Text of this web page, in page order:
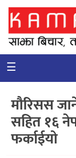
गृहपृष्ठ
समाचार
कुटनिती
कुराकानी
अर्थ
र
☰
मौरिसस
सहित १६
फर्काईयो